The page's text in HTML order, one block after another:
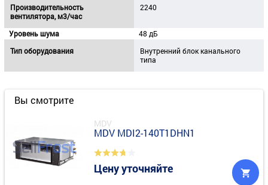
Производительность
вентилятора, м3/час
2240
Уровень шума
48 дБ
Тип оборудования
Внутренний блок канального
типа
Вы смотрите
MDV
MDV MDI2-140T1DHN1
Цену уточняйте